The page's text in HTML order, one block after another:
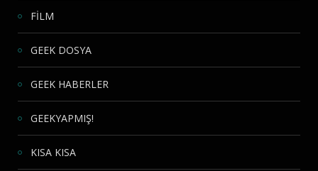
FİLM
GEEK DOSYA
GEEK HABERLER
GEEKYAPMIŞ!
KISA KISA